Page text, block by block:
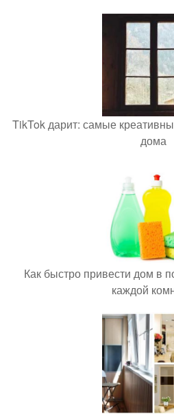
TikTok дарит: самые
дома
Как быстро привести дом в
каждой